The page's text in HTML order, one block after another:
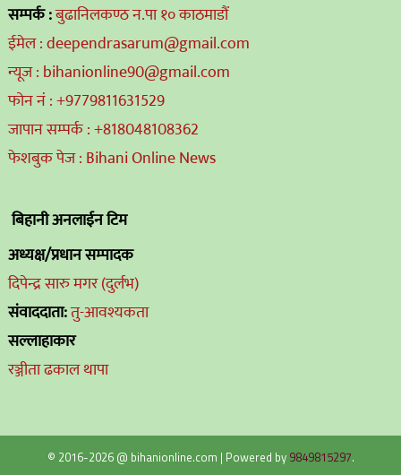
सम्पर्क :बुढानिलकण्ठ न.पा १० काठमाडौं
ईमेल : deependrasarum@gmail.com
न्यूज : bihanionline90@gmail.com
फोन नं : +9779811631529
जापान सम्पर्क : +818048108362
फेशबुक पेज : Bihani Online News
बिहानी अनलाईन टिम
अध्यक्ष/प्रधान सम्पादक
दिपेन्द्र सारु मगर (दुर्लभ)
संवाददाता:तु-आवश्यकता
सल्लाहाकार
रञ्जीता ढकाल थापा
© 2016-2026 @ bihanionline.com | Powered by 9849815297.